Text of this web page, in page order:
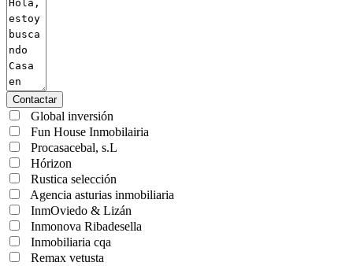
Contactar
Global inversión
Fun House Inmobilairia
Procasacebal, s.L
Hórizon
Rustica selección
Agencia asturias inmobiliaria
InmOviedo & Lizán
Inmonova Ribadesella
Inmobiliaria cqa
Remax vetusta